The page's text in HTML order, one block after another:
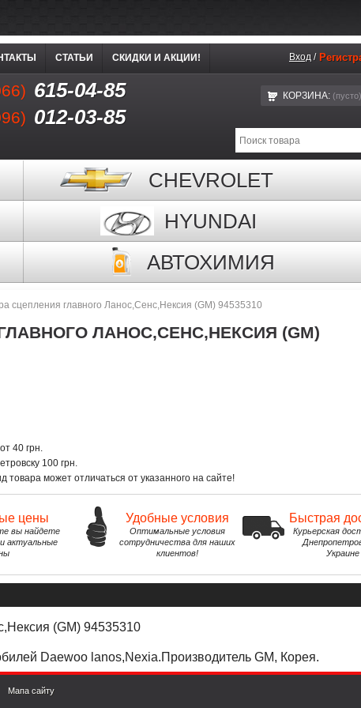
615-04-85
012-03-85
СТАТЬИ СКИДКИ И АКЦИИ! Вход /
КОРЗИНА: (пустo)
CHEVROLET
HYUNDAI
АВТОХИМИЯ
сцепления главного Ланос,Сенс,Нексия (GM) 94535310
ЛАНОС,СЕНС,НЕКСИЯ (GM)
40 грн.
100 грн.
может отличаться от указанного на сайте!
цены
вы найдете
актуальные
Удобные условия
Оптимальные условия
сотрудничества для наших
клиентов!
Быстрая
Курьерская
Украине
(GM) 94535310
Daewoo lanos,Nexia.Производитель GM, Корея.
Мапа сайту